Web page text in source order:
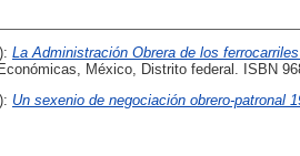
La Administración Obrera de los
México, Distrito federal. ISBN
Un sexenio de negociación obrero-patronal